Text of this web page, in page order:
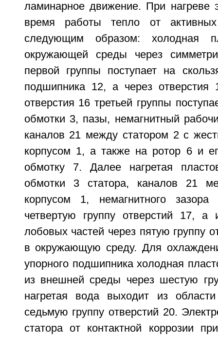
ламинарное движение. При нагреве
время работы тепло от активных
следующим образом: холодная
окружающей среды через
первой группы поступает на
подшипника 12, а через отверстия
отверстия 16 третьей группы
обмотки 3, пазы, немагнитный
каналов 21 между статором 2 с
корпусом 1, а также на ротор 6 и
обмотку 7. Далее нагретая
обмотки 3 статора, каналов 21
корпусом 1, немагнитного
четвертую группу отверстий 17, а
лобовых частей через пятую группу
в окружающую среду. Для
упорного подшипника холодная
из внешней среды через шестую
нагретая вода выходит из
седьмую группу отверстий 20.
статора от контактной коррозии